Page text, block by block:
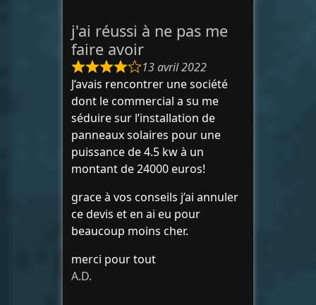
j'ai réussi à ne pas me
faire avoir
13 avril 2022
J’avais rencontrer une société
dont le commercial a su me
séduire sur l’installation de
panneaux solaires pour une
puissance de 4.5 kw à un
montant de 24000 euros!
grace à vos conseils j’ai annuler
ce devis et en ai eu pour
beaucoup moins cher.
merci pour tout
A.D.